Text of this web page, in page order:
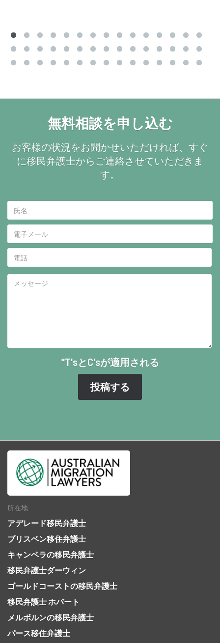
無料相談を申し込む
お客様の状況をお聞かせいただければ、すぐ
に移民弁護士からご連絡させていただきま
す。
*T'sとC'sが適用される
所在地
アデレード移民弁護士
ブリスベン移住弁護士
キャンベラの移民弁護士
移民弁護士ダーウィン
ゴールドコーストの移民弁護士
移民弁護士 ホバート
メルボルンの移民弁護士
パース移住弁護士